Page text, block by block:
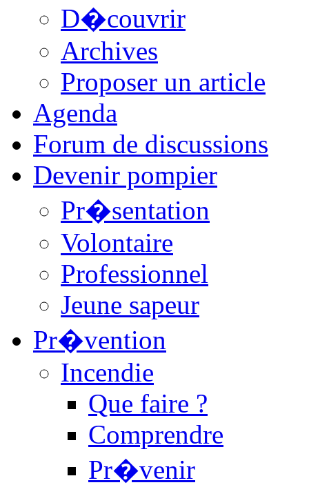
D�couvrir
Archives
Proposer un article
Agenda
Forum de discussions
Devenir pompier
Pr�sentation
Volontaire
Professionnel
Jeune sapeur
Pr�vention
Incendie
Que faire ?
Comprendre
Pr�venir